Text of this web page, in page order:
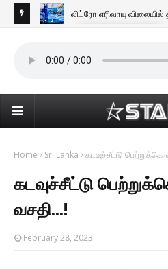
லிட்ரோ எரிவாயு விலையில்
Home Sri Lanka கடவுச்சீட்டு
கடவுச்சீட்டு
வசதி...!
February 28, 2023